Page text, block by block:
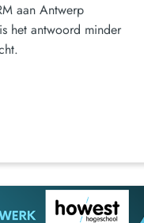
aan Antwerp
het antwoord minder